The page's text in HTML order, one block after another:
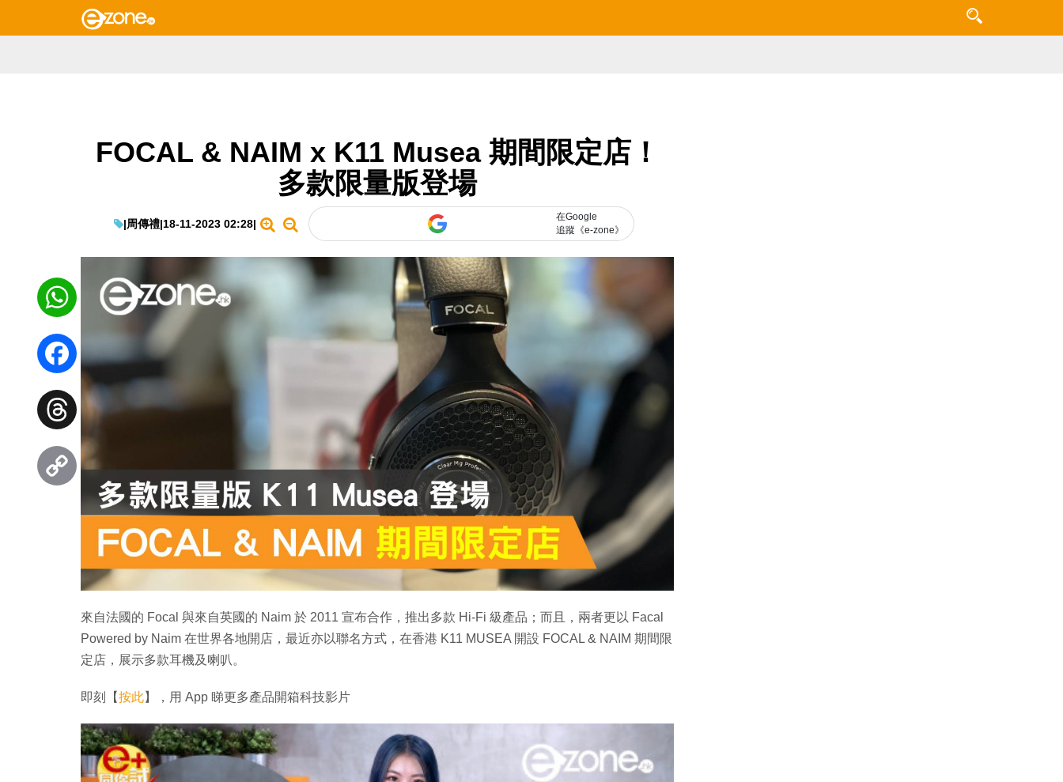
FOCAL & NAIM x K11 Musea 期間限定店！
多款限量版登場
|周傳禮|18-11-2023 02:28|
在Google
追蹤《e-zone》
來自法國的 Focal 與來自英國的 Naim 於 2011 宣布合作，推出多款 Hi-Fi 級產品；而且，兩者更以 Facal
Powered by Naim 在世界各地開店，最近亦以聯名方式，在香港 K11 MUSEA 開設 FOCAL & NAIM 期間限
定店，展示多款耳機及喇叭。
即刻【按此】，用 App 睇更多產品開箱科技影片
WhatsApp
Facebook
Threads